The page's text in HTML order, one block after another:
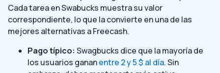
Cada tarea en Swabucks muestra su valor
correspondiente, lo que la convierte en una de las
mejores alternativas a Freecash.
Pago típico: Swagbucks dice que la mayoría de
los usuarios gananentre 2 y 5 $ al día. Sin